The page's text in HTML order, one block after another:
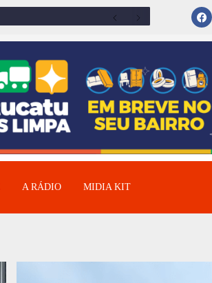
A RÁDIO MIDIA KIT